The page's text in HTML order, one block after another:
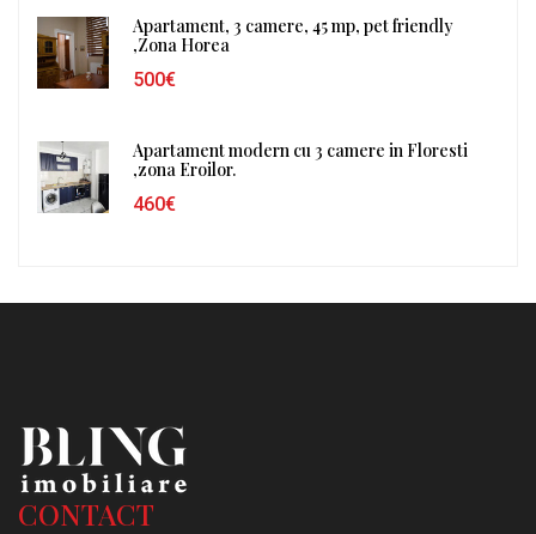
Apartament, 3 camere, 45 mp, pet friendly
,Zona Horea
500€
Apartament modern cu 3 camere in Floresti
,zona Eroilor.
460€
CONTACT